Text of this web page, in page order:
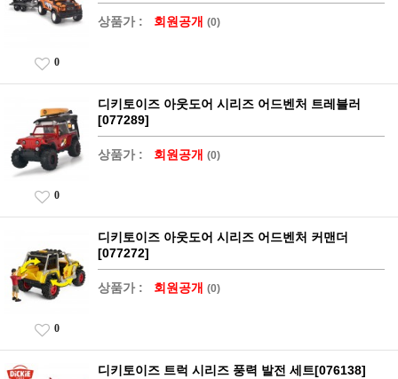
상품가 : 회원공개 (0)
0
디키토이즈 아웃도어 시리즈 어드벤처 트레블러
[077289]
상품가 : 회원공개 (0)
0
디키토이즈 아웃도어 시리즈 어드벤처 커맨더
[077272]
상품가 : 회원공개 (0)
0
디키토이즈 트럭 시리즈 풍력 발전 세트[076138]